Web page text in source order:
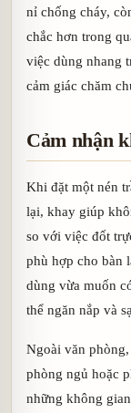
nỉ chống cháy,
chắc hơn trong
việc dùng nhang
cảm giác chăm
Cảm nhận
Khi đặt một nén
lại, khay giúp
so với việc đốt
phù hợp cho bàn
dùng vừa muốn
thể ngăn nắp và
Ngoài văn
phòng ngủ hoặc
những không